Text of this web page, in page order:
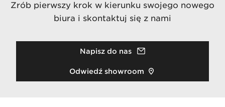
Zrób pierwszy krok w kierunku swojego nowego
biura i skontaktuj się z nami
Napisz do nas
Odwiedź showroom